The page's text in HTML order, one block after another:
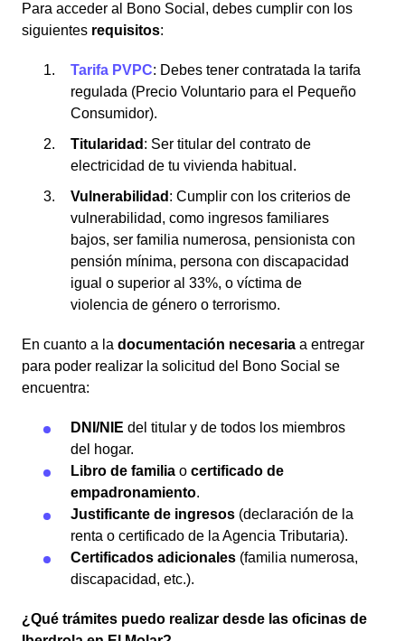
Para acceder al Bono Social, debes cumplir con los
siguientes requisitos:
Tarifa PVPC: Debes tener contratada la tarifa
regulada (Precio Voluntario para el Pequeño
Consumidor).
Titularidad : Ser titular del contrato de
electricidad de tu vivienda habitual.
Vulnerabilidad : Cumplir con los criterios de
vulnerabilidad, como ingresos familiares
bajos, ser familia numerosa, pensionista con
pensión mínima, persona con discapacidad
igual o superior al 33%, o víctima de
violencia de género o terrorismo.
En cuanto a la documentación necesaria a entregar
para poder realizar la solicitud del Bono Social se
encuentra:
DNI/NIE del titular y de todos los miembros
del hogar.
Libro de familia o certificado de
empadronamiento.
Justificante de ingresos (declaración de la
renta o certificado de la Agencia Tributaria).
Certificados adicionales (familia numerosa,
discapacidad, etc.).
¿Qué trámites puedo realizar desde las oficinas de